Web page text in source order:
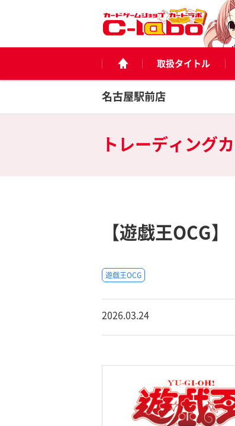
取扱タイトル
名古屋駅前店
トレーディング
【遊戯王OCG
遊戯王OCG
2026.03.24